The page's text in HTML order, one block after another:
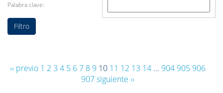
Palabra clave:
‹‹ previo 1 2 3 4 5 6 7 8 9 10 11 12 13 14... 904 905 906
907 siguiente ››